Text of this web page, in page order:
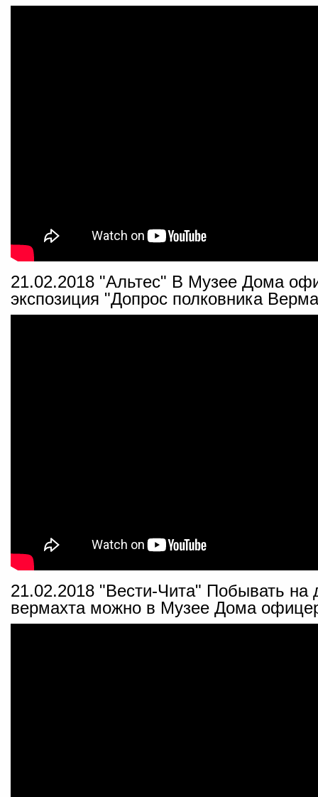
21.02.2018 "Альтес" В Музее Дома
экспозиция "Допрос полковника
21.02.2018 "Вести-Чита" Побывать на
вермахта можно в Музее Дома